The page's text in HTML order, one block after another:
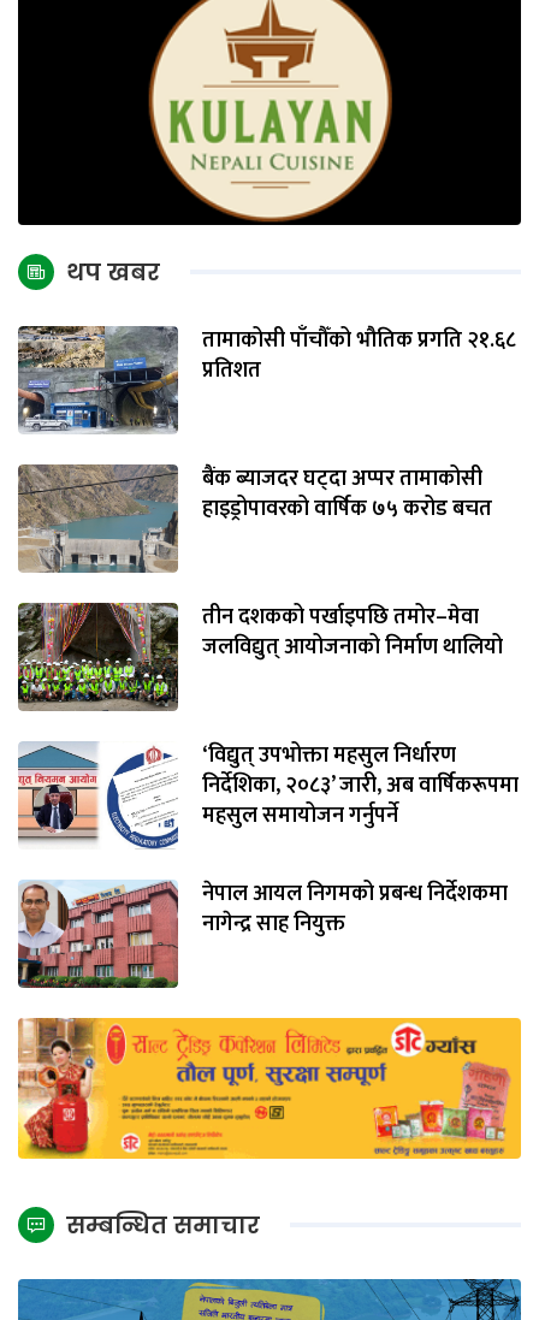
थप खबर
तामाकोसी पाँचौँको भौतिक प्रगति २१.६८
प्रतिशत
बैंक ब्याजदर घट्दा अप्पर तामाकोसी
हाइड्रोपावरको वार्षिक ७५ करोड बचत
तीन दशकको पर्खाइपछि तमोर–मेवा
जलविद्युत् आयोजनाको निर्माण थालियो
‘विद्युत् उपभोक्ता महसुल निर्धारण
निर्देशिका, २०८३’ जारी, अब वार्षिकरूपमा
महसुल समायोजन गर्नुपर्ने
नेपाल आयल निगमको प्रबन्ध निर्देशकमा
नागेन्द्र साह नियुक्त
सम्बन्धित समाचार